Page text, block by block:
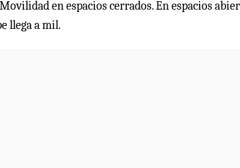
en espacios cerrados. En espacios
llega a mil.